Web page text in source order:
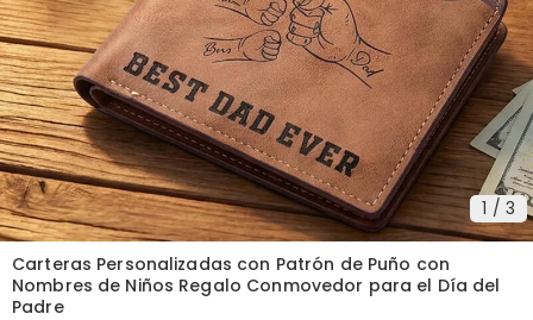
1 / 3
Carteras Personalizadas con Patrón de Puño con
Nombres de Niños Regalo Conmovedor para el Día del
Padre